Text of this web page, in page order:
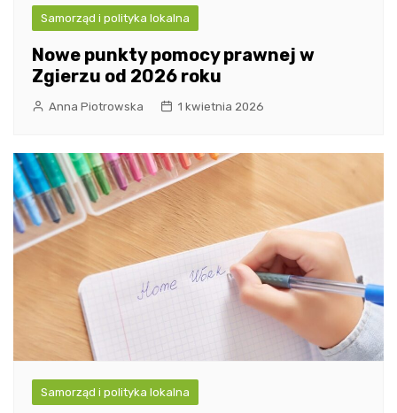
Samorząd i polityka lokalna
Nowe punkty pomocy prawnej w
Zgierzu od 2026 roku
Anna Piotrowska 1 kwietnia 2026
Samorząd i polityka lokalna